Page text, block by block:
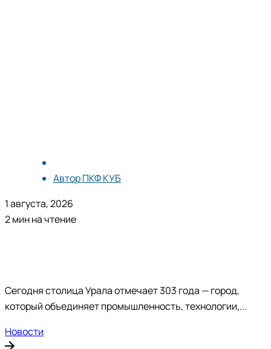
АвторПКФ КУБ
1 августа, 2026
2 мин на чтение
Сегодня столица Урала отмечает 303 года — город,
который объединяет промышленность, технологии,...
Новости